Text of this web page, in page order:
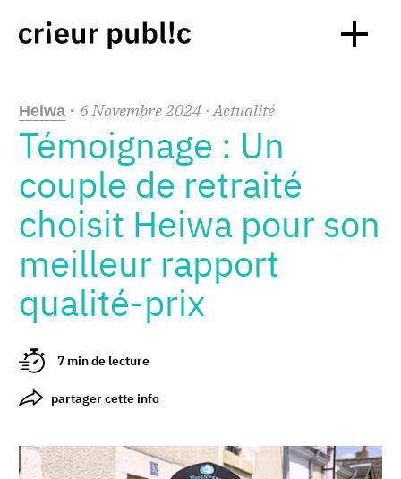
Heiwa · 6Novembre2024 · Actualité
Témoignage : Un
couple de retraité
choisit Heiwa pour son
meilleur rapport
qualité-prix
7 min de lecture
partager cette info